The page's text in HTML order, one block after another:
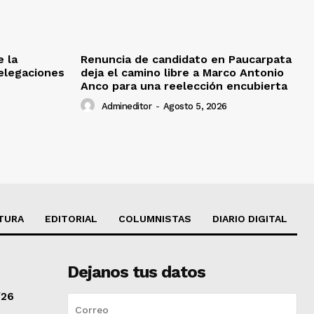
la
Renuncia de candidato en Paucarpata
deja el camino libre a Marco Antonio
Anco para una reelección encubierta
Admineditor - Agosto 5, 2026
EDITORIAL COLUMNISTAS DIARIO DIGITAL
Dejanos tus datos